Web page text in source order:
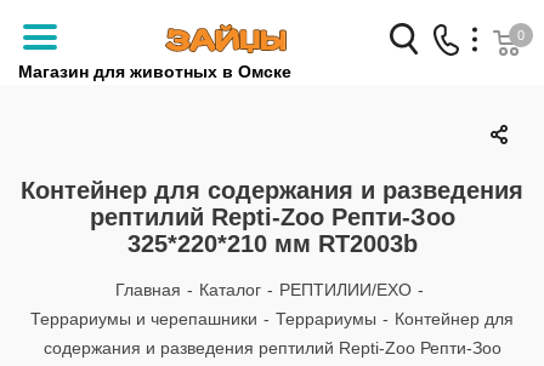
Магазин для животных в Омске
Заказать звонок
+7 (950) 959-88-32
0
Контейнер для содержания и разведения
рептилий Repti-Zoo Репти-Зоо
325*220*210 мм RT2003b
Главная - Каталог - РЕПТИЛИИ/EXO -
Террариумы и черепашники - Террариумы - Контейнер для
содержания и разведения рептилий Repti-Zoo Репти-Зоо